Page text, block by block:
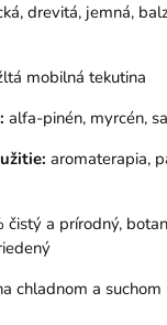
drevitá, jemná,
mobilná tekutina
alfa-pinén, myrcén,
aromaterapia,
čistý a prírodný,
chladnom a